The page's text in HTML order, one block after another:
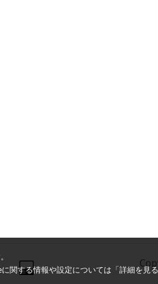
関する情報や設定については「詳細を見